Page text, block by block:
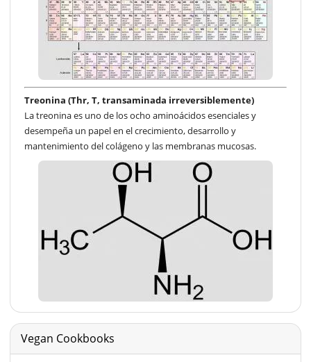
Treonina (Thr, T, transaminada irreversiblemente)
La treonina es uno de los ocho aminoácidos esenciales y
desempeña un papel en el crecimiento, desarrollo y
mantenimiento del colágeno y las membranas mucosas.
Vegan Cookbooks